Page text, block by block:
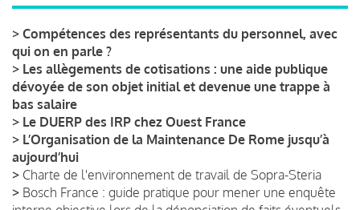
> Compétences des représentants du personnel, avec
qui on en parle ?
> Les allègements de cotisations : une aide publique
dévoyée de son objet initial et devenue une trappe à
bas salaire
> Le DUERP des IRP chez Ouest France
> L’Organisation de la Maintenance De Rome jusqu’à
aujourd’hui
> Charte de l'environnement de travail de Sopra-Steria
> Bosch France : guide pratique pour mener une enquête